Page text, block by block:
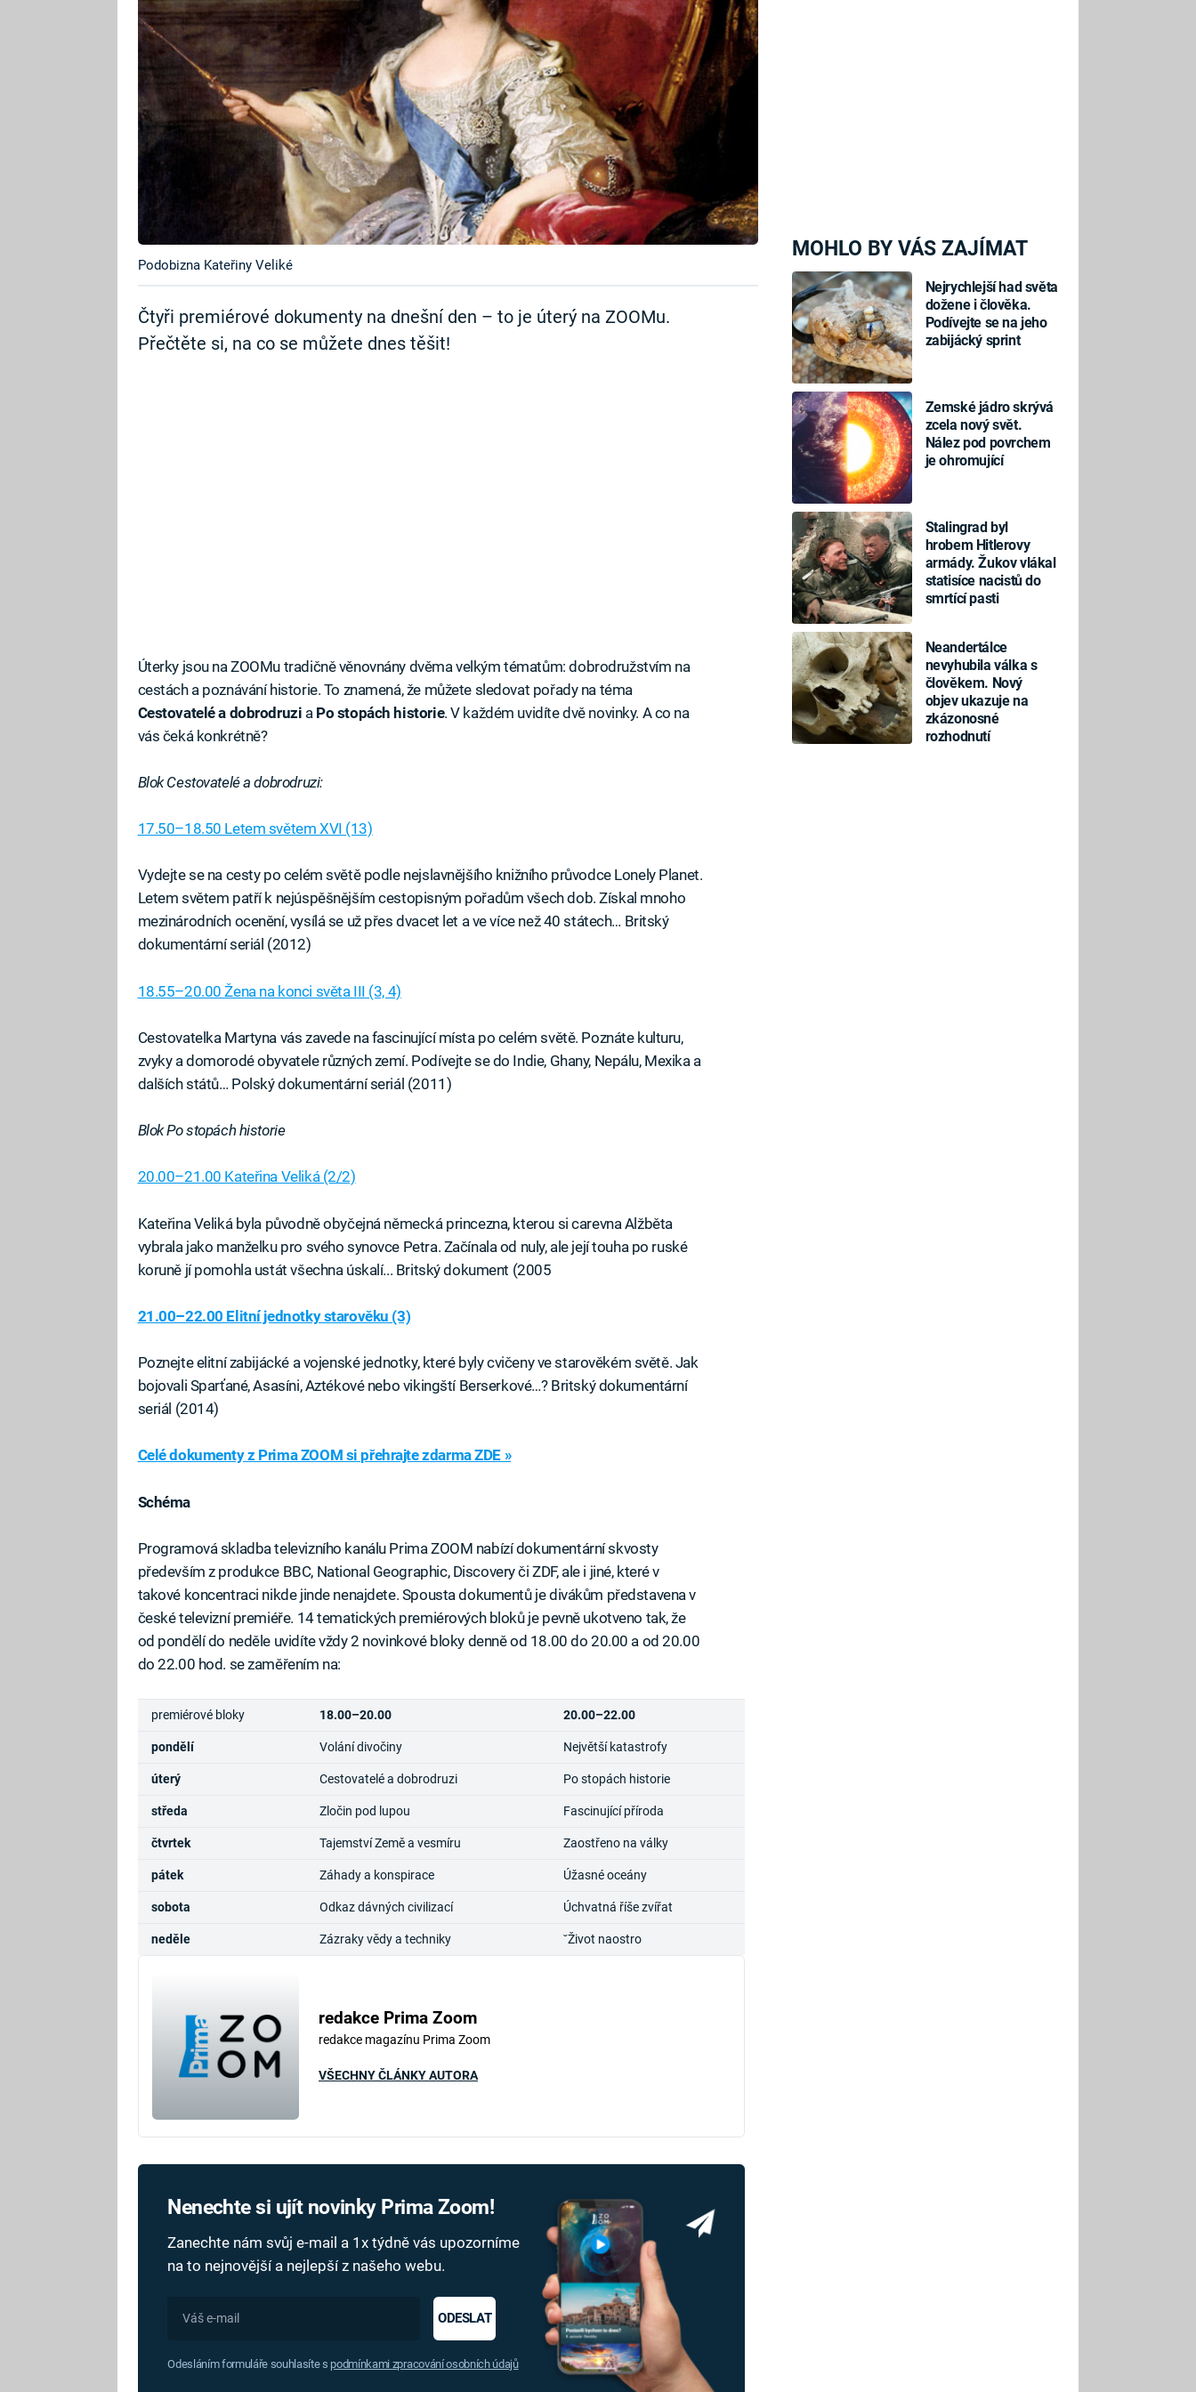
MOHLO BY VÁS ZAJÍMAT
Nejrychlejší had světa
dožene i člověka.
Podívejte se na jeho
zabijácký sprint
Zemské jádro skrývá
zcela nový svět.
Nález pod povrchem
je ohromující
Stalingrad byl
hrobem Hitlerovy
armády. Žukov vlákal
statisíce nacistů do
smrtící pasti
Neandertálce
nevyhubila válka s
člověkem. Nový
objev ukazuje na
zkázonosné
rozhodnutí
Podobizna Kateřiny Veliké
Čtyři premiérové dokumenty na dnešní den – to je úterý na ZOOMu.
Přečtěte si, na co se můžete dnes těšit!
Úterky jsou na ZOOMu tradičně věnovnány dvěma velkým tématům: dobrodružstvím na
cestách a poznávání historie. To znamená, že můžete sledovat pořady na téma
Cestovatelé a dobrodruzi a Po stopách historie. V každém uvidíte dvě novinky. A co na
vás čeká konkrétně?
Blok Cestovatelé a dobrodruzi:
17.50–18.50 Letem světem XVI (13)
Vydejte se na cesty po celém světě podle nejslavnějšího knižního průvodce Lonely Planet.
Letem světem patří k nejúspěšnějším cestopisným pořadům všech dob. Získal mnoho
mezinárodních ocenění, vysílá se už přes dvacet let a ve více než 40 státech… Britský
dokumentární seriál (2012)
18.55–20.00 Žena na konci světa III (3, 4)
Cestovatelka Martyna vás zavede na fascinující místa po celém světě. Poznáte kulturu,
zvyky a domorodé obyvatele různých zemí. Podívejte se do Indie, Ghany, Nepálu, Mexika a
dalších států… Polský dokumentární seriál (2011)
Blok Po stopách historie
20.00–21.00 Kateřina Veliká (2/2)
Kateřina Veliká byla původně obyčejná německá princezna, kterou si carevna Alžběta
vybrala jako manželku pro svého synovce Petra. Začínala od nuly, ale její touha po ruské
koruně jí pomohla ustát všechna úskalí... Britský dokument (2005
21.00–22.00 Elitní jednotky starověku (3)
Poznejte elitní zabijácké a vojenské jednotky, které byly cvičeny ve starověkém světě. Jak
bojovali Sparťané, Asasíni, Aztékové nebo vikingští Berserkové…? Britský dokumentární
seriál (2014)
Celé dokumenty z Prima ZOOM si přehrajte zdarma ZDE »
Schéma
Programová skladba televizního kanálu Prima ZOOM nabízí dokumentární skvosty
především z produkce BBC, National Geographic, Discovery či ZDF, ale i jiné, které v
takové koncentraci nikde jinde nenajdete. Spousta dokumentů je divákům představena v
české televizní premiéře. 14 tematických premiérových bloků je pevně ukotveno tak, že
od pondělí do neděle uvidíte vždy 2 novinkové bloky denně od 18.00 do 20.00 a od 20.00
do 22.00 hod. se zaměřením na:
premiérové bloky 18.00–20.00 20.00–22.00
pondělí Volání divočiny Největší katastrofy
úterý Cestovatelé a dobrodruzi Po stopách historie
středa Zločin pod lupou Fascinující příroda
čtvrtek Tajemství Země a vesmíru Zaostřeno na války
pátek Záhady a konspirace Úžasné oceány
sobota Odkaz dávných civilizací Úchvatná říše zvířat
neděle Zázraky vědy a techniky ˇŽivot naostro
redakce Prima Zoom
redakce magazínu Prima Zoom
VŠECHNY ČLÁNKY AUTORA
Nenechte si ujít novinky Prima Zoom!
Zanechte nám svůj e-mail a 1x týdně vás upozorníme
na to nejnovější a nejlepší z našeho webu.
ODESLAT
Odesláním formuláře souhlasíte s podmínkami zpracování osobních údajů